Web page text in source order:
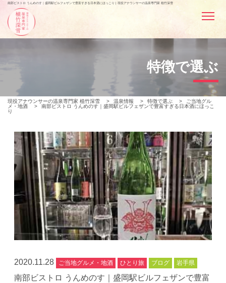
南部ビストロ うんめのす｜盛岡駅ビルフェザンで豊富すぎる日本酒にほっこり | 現役アナウンサーの温泉専門家 植竹深雪
特徴で選ぶ
現役アナウンサーの温泉専門家 植竹深雪 > 温泉情報 > 特徴で選ぶ >
ご当地グル
メ・地酒
>
南部ビストロ うんめのす｜盛岡駅ビルフェザンで豊富すぎる日本酒にほっこ
り
2020.11.28 ご当地グルメ・地酒 ひとり旅 ブログ 岩手県
南部ビストロ うんめのす｜盛岡駅ビルフェザンで豊富